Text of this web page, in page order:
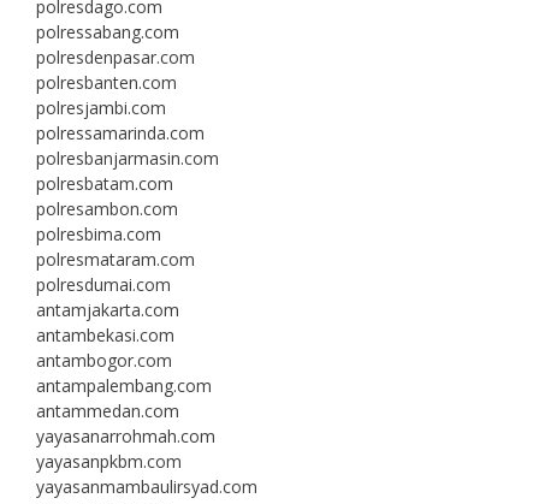
polresdago.com
polressabang.com
polresdenpasar.com
polresbanten.com
polresjambi.com
polressamarinda.com
polresbanjarmasin.com
polresbatam.com
polresambon.com
polresbima.com
polresmataram.com
polresdumai.com
antamjakarta.com
antambekasi.com
antambogor.com
antampalembang.com
antammedan.com
yayasanarrohmah.com
yayasanpkbm.com
yayasanmambaulirsyad.com